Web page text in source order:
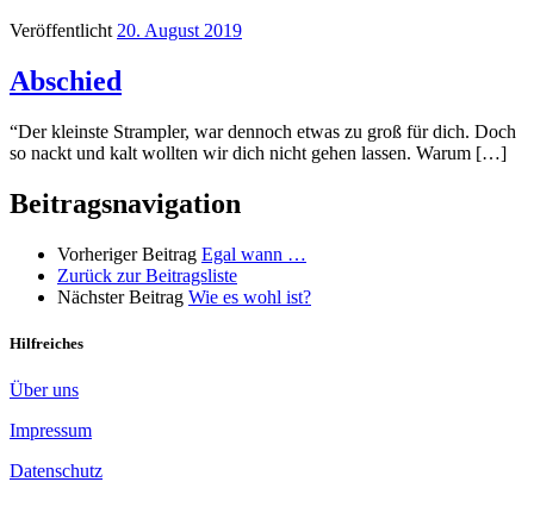
Veröffentlicht 20. August 2019
Abschied
“Der kleinste Strampler, war dennoch etwas zu groß für dich. Doch
so nackt und kalt wollten wir dich nicht gehen lassen. Warum […]
Beitragsnavigation
Vorheriger Beitrag Egal wann …
Zurück zur Beitragsliste
Nächster Beitrag Wie es wohl ist?
Hilfreiches
Über uns
Impressum
Datenschutz